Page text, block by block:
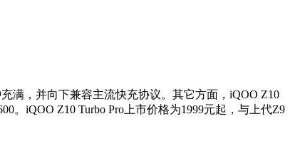
满，并向下兼容主流快充协议。其它方面，iQOO Z10
。iQOO Z10 Turbo Pro上市价格为1999元起，与上代Z9